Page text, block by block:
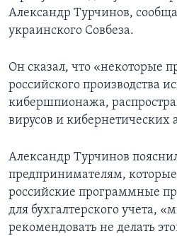
Александр Турчинов,
украинского Совбеза.
Он сказал, что «некоторые
российского производства
кибершпионажа,
вирусов и кибернетических
Александр Турчинов
предпринимателям,
российские программные
для бухгалтерского учета,
рекомендовать не делать